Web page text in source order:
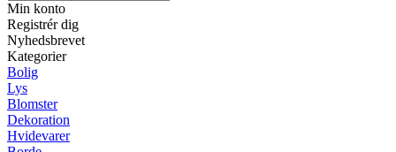
Min konto
Registrér dig
Nyhedsbrevet
Kategorier
Bolig
Lys
Blomster
Dekoration
Hvidevarer